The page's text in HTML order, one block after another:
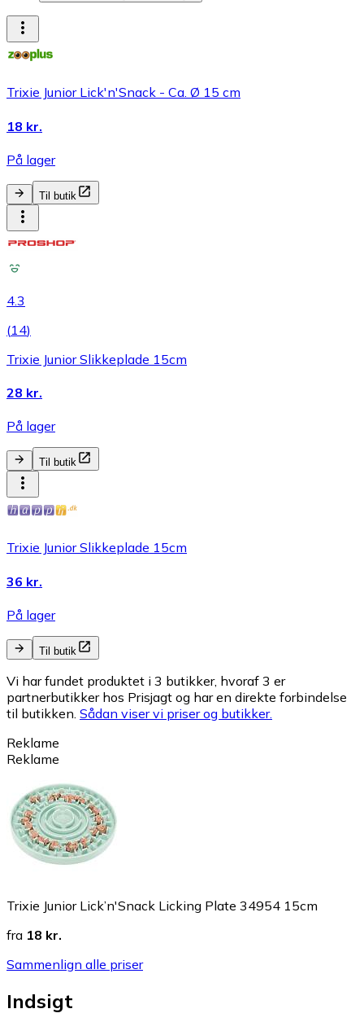
Trixie Junior Lick'n'Snack - Ca. Ø 15 cm
18 kr.
På lager
Til butik
4.3
(14)
Trixie Junior Slikkeplade 15cm
28 kr.
På lager
Til butik
Trixie Junior Slikkeplade 15cm
36 kr.
På lager
Til butik
Vi har fundet produktet i 3 butikker, hvoraf 3 er
partnerbutikker hos Prisjagt og har en direkte forbindelse
til butikken. Sådan viser vi priser og butikker.
Reklame
Reklame
Trixie Junior Lick’n'Snack Licking Plate 34954 15cm
fra 18 kr.
Sammenlign alle priser
Indsigt